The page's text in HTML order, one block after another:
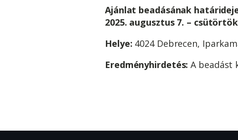
Ajánlat beadásának
2025. augusztus 7. –
Helye: 4024 Debrecen,
Eredményhirdetés: A beadást